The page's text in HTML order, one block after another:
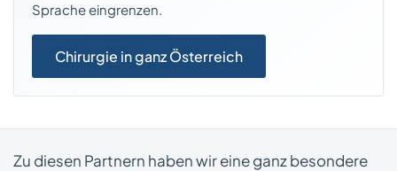
Sprache eingrenzen.
Chirurgie in ganz Österreich
Zu diesen Partnern haben wir eine ganz besondere